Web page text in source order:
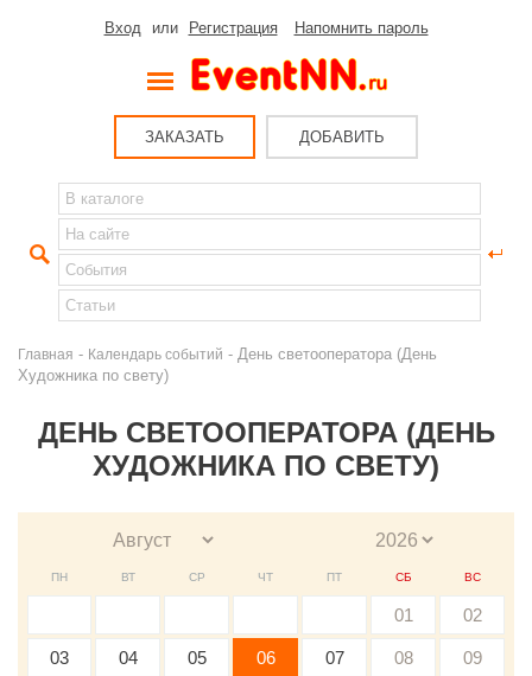
Вход или Регистрация Напомнить пароль
ЗАКАЗАТЬ ДОБАВИТЬ
Главная - Календарь событий - День светооператора (День
Художника по свету)
ДЕНЬ СВЕТООПЕРАТОРА (ДЕНЬ
ХУДОЖНИКА ПО СВЕТУ)
ПН ВТ СР ЧТ ПТ СБ ВС
01 02
03 04 05 06 07 08 09